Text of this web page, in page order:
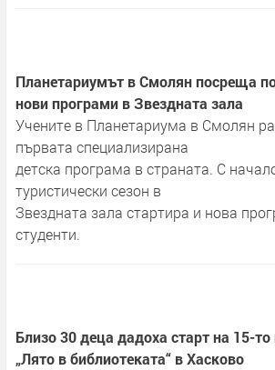
Планетариумът в Смолян посреща
нови програми в Звездната зала
Учените в Планетариума в Смолян
първата специализирана
детска програма в страната. С
туристически сезон в
Звездната зала стартира и нова
студенти.
Близо 30 деца дадоха старт на 15-то
„Лято в библиотеката“ в Хасково